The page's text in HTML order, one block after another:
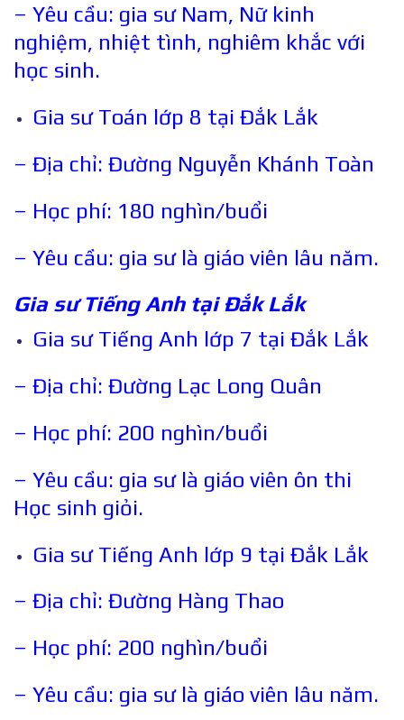
– Yêu cầu: gia sư Nam, Nữ kinh
nghiệm, nhiệt tình, nghiêm khắc với
học sinh.
Gia sư Toán lớp 8 tại Đắk Lắk
– Địa chỉ: Đường Nguyễn Khánh Toàn
– Học phí: 180 nghìn/buổi
– Yêu cầu: gia sư là giáo viên lâu năm.
Gia sư Tiếng Anh tại Đắk Lắk
Gia sư Tiếng Anh lớp 7 tại Đắk Lắk
– Địa chỉ: Đường Lạc Long Quân
– Học phí: 200 nghìn/buổi
– Yêu cầu: gia sư là giáo viên ôn thi
Học sinh giỏi.
Gia sư Tiếng Anh lớp 9 tại Đắk Lắk
– Địa chỉ: Đường Hàng Thao
– Học phí: 200 nghìn/buổi
– Yêu cầu: gia sư là giáo viên lâu năm.